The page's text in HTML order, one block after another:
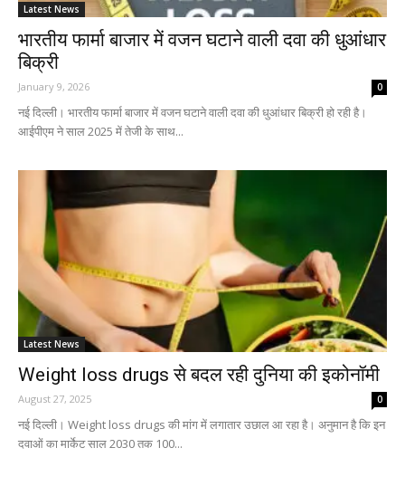
Latest News
भारतीय फार्मा बाजार में वजन घटाने वाली दवा की धुआंधार
बिक्री
January 9, 2026 0
नई दिल्ली। भारतीय फार्मा बाजार में वजन घटाने वाली दवा की धुआंधार बिक्री हो रही है।
आईपीएम ने साल 2025 में तेजी के साथ...
Latest News
Weight loss drugs से बदल रही दुनिया की इकोनॉमी
August 27, 2025 0
नई दिल्ली। Weight loss drugs की मांग में लगातार उछाल आ रहा है। अनुमान है कि इन
दवाओं का मार्केट साल 2030 तक 100...